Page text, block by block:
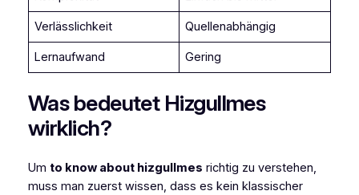
Verlässlichkeit Quellenabhängig
Lernaufwand Gering
Was bedeutet Hizgullmes
wirklich?
Um to know about hizgullmes richtig zu verstehen,
muss man zuerst wissen, dass es kein klassischer